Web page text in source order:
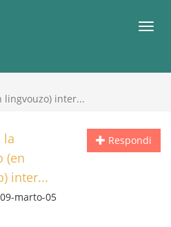
lingvouzo) inter...
Respondi
la
(en
inter...
marto-05